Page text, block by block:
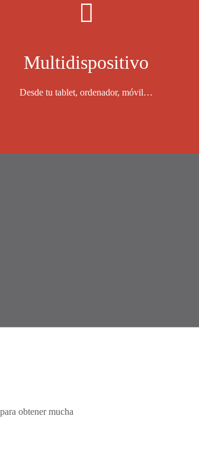
Multidispositivo
Desde tu tablet, ordenador, móvil…
obtener mucha